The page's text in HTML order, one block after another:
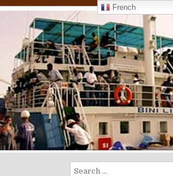
Search
French